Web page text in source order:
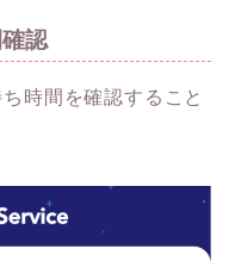
認
時間を確認すること